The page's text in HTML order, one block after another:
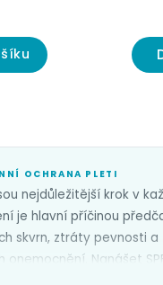
OCHRANA PLETI
nejdůležitější krok v
je hlavní příčinou
skvrn, ztráty pevnosti a
onemocnění. Nanášet
dnech, kdy UV-A